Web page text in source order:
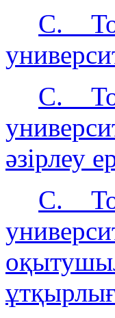
C.
С.
әзірлеу
С.